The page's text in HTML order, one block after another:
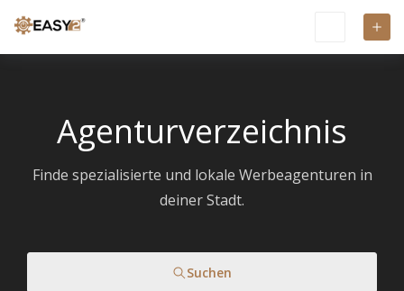
Agenturverzeichnis
Finde spezialisierte und lokale Werbeagenturen in
deiner Stadt.
Suchen